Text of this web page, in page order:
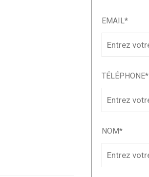
EMAIL*
TÉLÉPHONE*
NOM*